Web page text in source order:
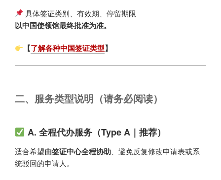
具体签证类别、有效期、停留期限
以中国使领馆最终批准为准。
【了解各种中国签证类型】
二、服务类型说明（请务必阅读）
A. 全程代办服务（Type A｜推荐）
适合希望由签证中心全程协助 、避免反复修改申请表或系
统驳回的申请人。